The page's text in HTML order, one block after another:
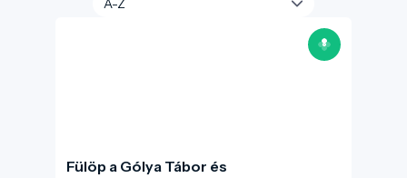
Fülöp a Gólya Tábor és